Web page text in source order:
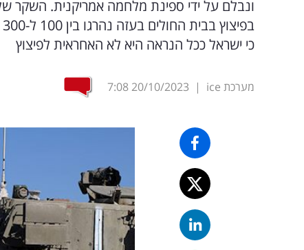
כי ישראל ככל הנראה היא לא האחראית לפיצוץ
מערכת ice |
20/10/2023
7:08